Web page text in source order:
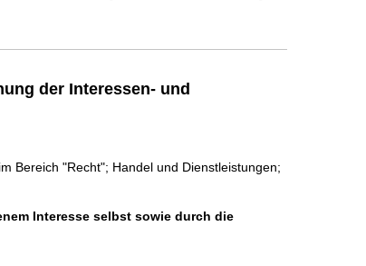
der Interessen- und
Bereich "Recht"; Handel und Dienstleistungen;
Interesse selbst sowie durch die